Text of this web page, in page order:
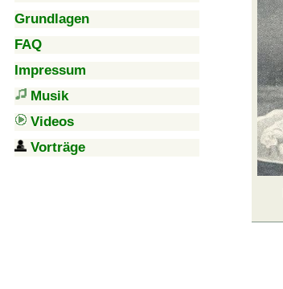
Grundlagen
FAQ
Impressum
Musik
Videos
Vorträge